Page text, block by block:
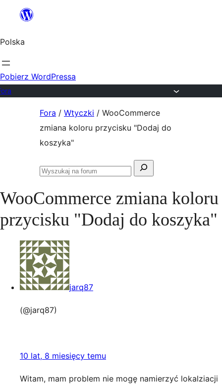
Przejdź
treści
Polska
Pobierz WordPressa
Fora / Wtyczki / WooCommerce
zmiana koloru przycisku "Dodaj do
koszyka"
Szukaj:
Przeszukaj
WooCommerce zmiana koloru
przycisku "Dodaj do koszyka"
jarq87
(@jarq87)
10 lat, 8 miesięcy temu
Witam, mam problem nie mogę namierzyć lokalziacji